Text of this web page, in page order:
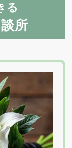
る
所